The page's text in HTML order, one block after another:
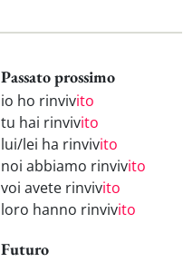
Passato prossimo
io ho rinvivito
tu hai rinvivito
lui/lei ha rinvivito
noi abbiamo rinvivito
voi avete rinvivito
loro hanno rinvivito
Futuro